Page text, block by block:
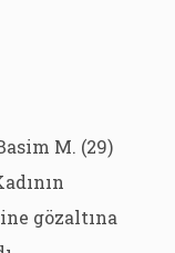
M. (29)
gözaltına